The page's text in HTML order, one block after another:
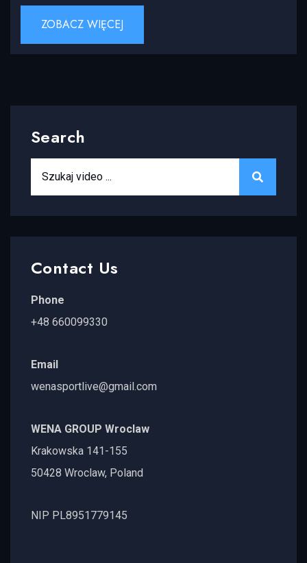
ZOBACZ WIĘCEJ
Search
Contact Us
Phone
+48 660099330
Email
wenasportlive@gmail.com
WENA GROUP Wroclaw
Krakowska 141-155
50428 Wroclaw, Poland
NIP PL8951779145